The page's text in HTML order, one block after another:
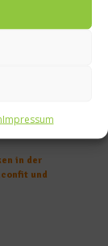
Impressum
in der
und